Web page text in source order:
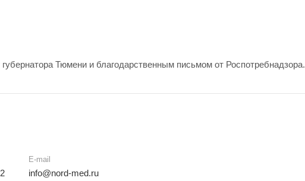
Тюмени и благодарственным письмом от Роспотребнадзора.
E-mail
info@nord-med.ru